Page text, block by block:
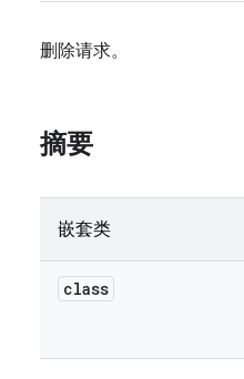
删除请求。
摘要
嵌套类
class